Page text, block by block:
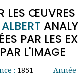
LES ŒUVRES
PAR LES
L'IMAGE
: 1851
Année